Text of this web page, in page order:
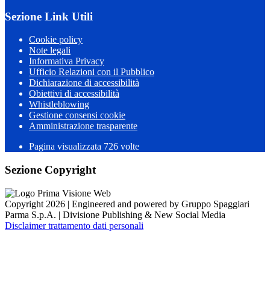
Sezione Link Utili
Cookie policy
Note legali
Informativa Privacy
Ufficio Relazioni con il Pubblico
Dichiarazione di accessibilità
Obiettivi di accessibilità
Whistleblowing
Gestione consensi cookie
Amministrazione trasparente
Pagina visualizzata 726 volte
Sezione Copyright
Copyright 2026 | Engineered and powered by Gruppo Spaggiari
Parma S.p.A. | Divisione Publishing & New Social Media
Disclaimer trattamento dati personali